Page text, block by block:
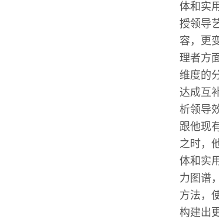
体和实
授领导
容，更
理者方
维度的
达成互
析领导
跟他现
之时，
体和实
力图谱
方法，
构建出